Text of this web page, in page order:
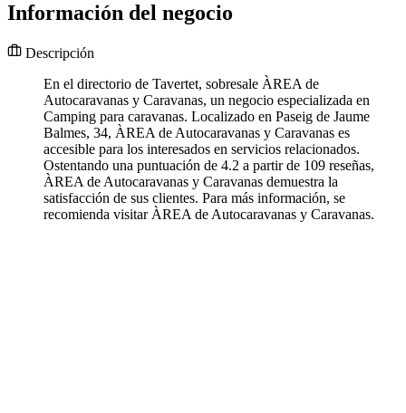
Información del negocio
Descripción
En el directorio de Tavertet, sobresale ÀREA de
Autocaravanas y Caravanas, un negocio especializada en
Camping para caravanas. Localizado en Paseig de Jaume
Balmes, 34, ÀREA de Autocaravanas y Caravanas es
accesible para los interesados en servicios relacionados.
Ostentando una puntuación de 4.2 a partir de 109 reseñas,
ÀREA de Autocaravanas y Caravanas demuestra la
satisfacción de sus clientes. Para más información, se
recomienda visitar ÀREA de Autocaravanas y Caravanas.